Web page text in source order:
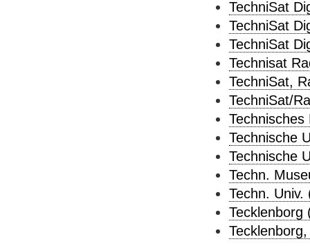
TechniSat
TechniSat
TechniSat
Technisat
TechniSat,
TechniSat/
Technische
Technische
Techn.
Techn. Univ.
Tecklenborg